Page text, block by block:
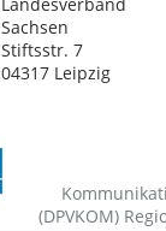
Sachsen
Stiftsstr. 7
04317 Leipzig
(DPVKOM)